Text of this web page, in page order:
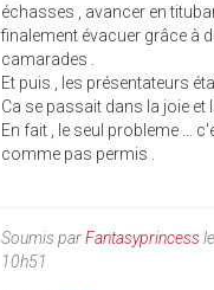
échasses , avancer en
finalement évacuer grâce à
camarades .
Et puis , les présentateurs
Ca se passait dans la joie et
En fait , le seul probleme ...
comme pas permis .
Soumis parFantasyprincess
10h51